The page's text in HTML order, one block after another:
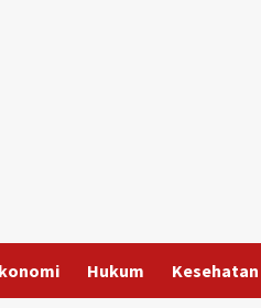
Hukum Kesehatan